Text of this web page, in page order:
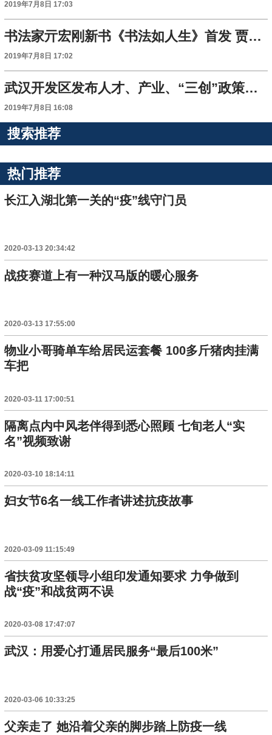
2019年7月8日 17:03
书法家亓宏刚新书《书法如人生》首发 贾平凹发信祝贺
2019年7月8日 17:02
武汉开发区发布人才、产业、“三创”政策升级版
2019年7月8日 16:08
搜索推荐
热门推荐
长江入湖北第一关的“疫”线守门员
2020-03-13 20:34:42
战疫赛道上有一种汉马版的暖心服务
2020-03-13 17:55:00
物业小哥骑单车给居民运套餐 100多斤猪肉挂满
车把
2020-03-11 17:00:51
隔离点内中风老伴得到悉心照顾 七旬老人“实
名”视频致谢
2020-03-10 18:14:11
妇女节6名一线工作者讲述抗疫故事
2020-03-09 11:15:49
省扶贫攻坚领导小组印发通知要求 力争做到
战“疫”和战贫两不误
2020-03-08 17:47:07
武汉：用爱心打通居民服务“最后100米”
2020-03-06 10:33:25
父亲走了 她沿着父亲的脚步踏上防疫一线